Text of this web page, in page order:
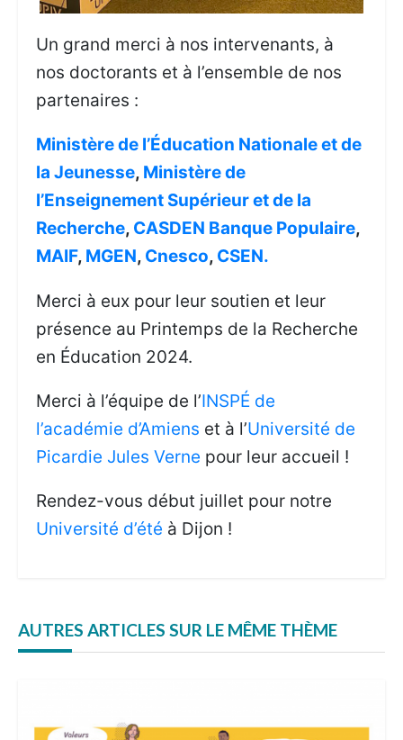
Un grand merci à nos intervenants, à
nos doctorants et à l’ensemble de nos
partenaires :
Ministère de l’Éducation Nationale et de
la Jeunesse, Ministère de
l’Enseignement Supérieur et de la
Recherche, CASDEN Banque Populaire,
MAIF, MGEN, Cnesco, CSEN.
Merci à eux pour leur soutien et leur
présence au Printemps de la Recherche
en Éducation 2024.
Merci à l’équipe de l’INSPÉ de
l’académie d’Amiens et à l’Université de
Picardie Jules Verne pour leur accueil !
Rendez-vous début juillet pour notre
Université d’été à Dijon !
AUTRES ARTICLES SUR LE MÊME THÈME